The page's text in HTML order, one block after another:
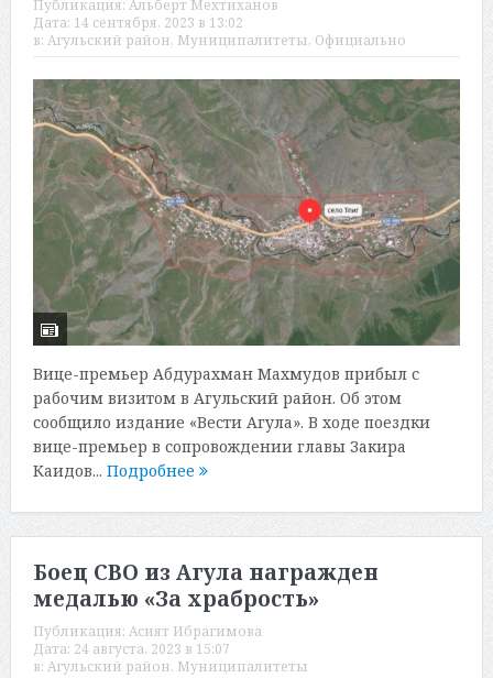
Публикация: Альберт Мехтиханов
Дата: 14 сентября, 2023 в 13:02
в: Агульский район, Муниципалитеты, Официально
Вице-премьер Абдурахман Махмудов прибыл с
рабочим визитом в Агульский район. Об этом
сообщило издание «Вести Агула». В ходе поездки
вице-премьер в сопровождении главы Закира
Каидов... Подробнее
Боец СВО из Агула награжден
медалью «За храбрость»
Публикация: Асият Ибрагимова
Дата: 24 августа, 2023 в 15:07
в: Агульский район, Муниципалитеты